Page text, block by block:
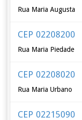
Rua Maria Augusta
CEP 02208200
Rua Maria Piedade
CEP 02208020
Rua Maria Urbano
CEP 02215090